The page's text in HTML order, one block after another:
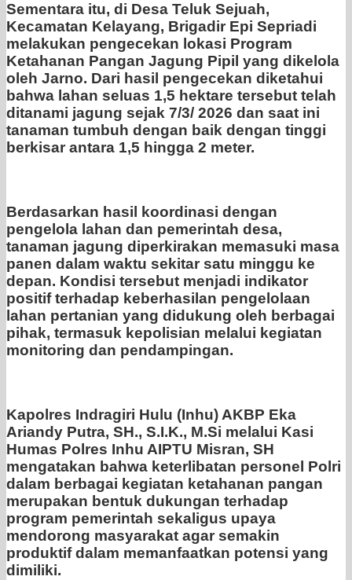
Sementara itu, di Desa Teluk Sejuah,
Kecamatan Kelayang, Brigadir Epi Sepriadi
melakukan pengecekan lokasi Program
Ketahanan Pangan Jagung Pipil yang dikelola
oleh Jarno. Dari hasil pengecekan diketahui
bahwa lahan seluas 1,5 hektare tersebut telah
ditanami jagung sejak 7/3/ 2026 dan saat ini
tanaman tumbuh dengan baik dengan tinggi
berkisar antara 1,5 hingga 2 meter.
Berdasarkan hasil koordinasi dengan
pengelola lahan dan pemerintah desa,
tanaman jagung diperkirakan memasuki masa
panen dalam waktu sekitar satu minggu ke
depan. Kondisi tersebut menjadi indikator
positif terhadap keberhasilan pengelolaan
lahan pertanian yang didukung oleh berbagai
pihak, termasuk kepolisian melalui kegiatan
monitoring dan pendampingan.
Kapolres Indragiri Hulu (Inhu) AKBP Eka
Ariandy Putra, SH., S.I.K., M.Si melalui Kasi
Humas Polres Inhu AIPTU Misran, SH
mengatakan bahwa keterlibatan personel Polri
dalam berbagai kegiatan ketahanan pangan
merupakan bentuk dukungan terhadap
program pemerintah sekaligus upaya
mendorong masyarakat agar semakin
produktif dalam memanfaatkan potensi yang
dimiliki.